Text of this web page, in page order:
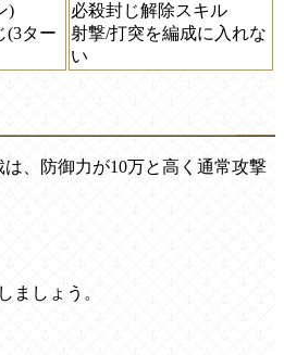
)
(3ター
必殺封じ解除スキル
射撃/打突を編成に入れな
い
、防御力が10万と高く通常攻撃
ましょう。